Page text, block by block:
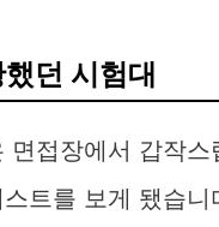
던 시험대
면접장에서 갑작스
트를 보게 됐습니